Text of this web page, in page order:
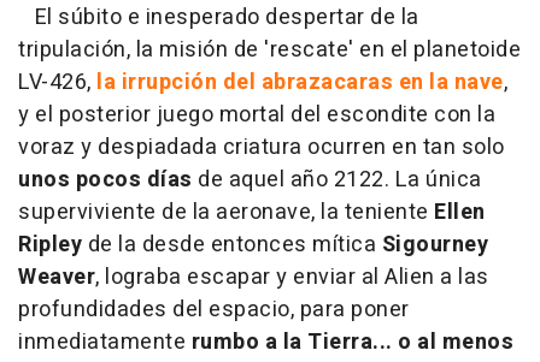
El súbito e inesperado despertar de la
tripulación, la misión de 'rescate' en el planetoide
LV-426, la irrupción del abrazacaras en la nave,
y el posterior juego mortal del escondite con la
voraz y despiadada criatura ocurren en tan solo
unos pocos días de aquel año 2122. La única
superviviente de la aeronave, la teniente Ellen
Ripley de la desde entonces mítica Sigourney
Weaver, lograba escapar y enviar al Alien a las
profundidades del espacio, para poner
inmediatamente rumbo a la Tierra... o al menos